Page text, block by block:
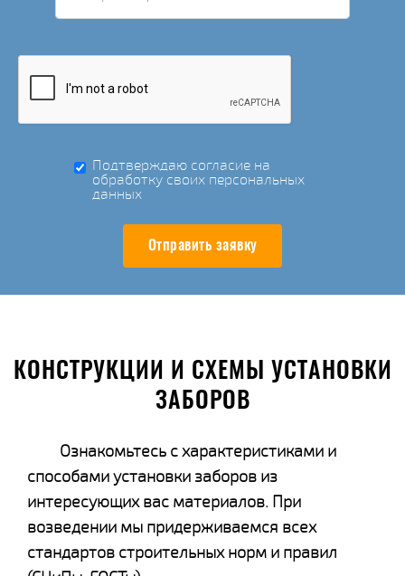
Подтверждаю согласие на
обработку своих персональных
данных
Отправить заявку
КОНСТРУКЦИИ И СХЕМЫ УСТАНОВКИ
ЗАБОРОВ
Ознакомьтесь с характеристиками и
способами установки заборов из
интересующих вас материалов. При
возведении мы придерживаемся всех
стандартов строительных норм и правил